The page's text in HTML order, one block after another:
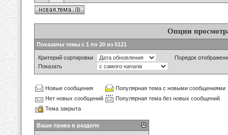
Опции
Показаны темы с 1 по 20 из 5121
Критерий сортировки
Порядок
Показать
Новые сообщения
Популярная тема с новыми сообщениями
Нет новых сообщений
Популярная тема без новых сообщений
Тема закрыта
Ваши права в разделе